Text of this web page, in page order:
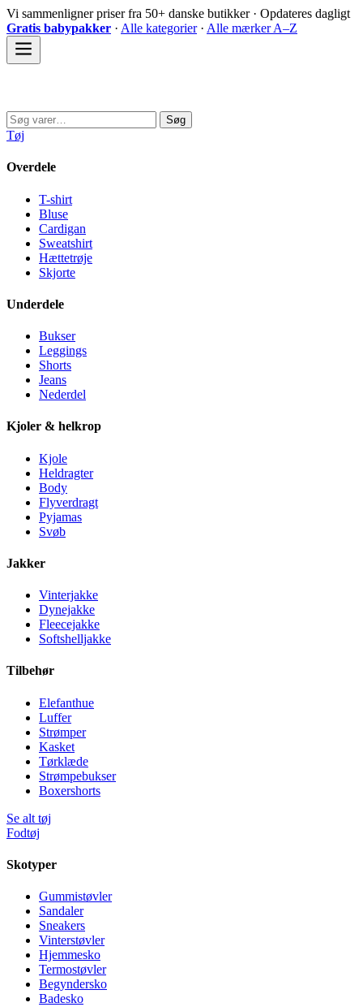
Spring
til
indhold
Vi sammenligner priser fra 50+ danske butikker · Opdateres dagligt
Gratis babypakker · Alle kategorier· Alle mærker A–Z
Søg
efter:
Søg
Tøj
Overdele
T-shirt
Bluse
Cardigan
Sweatshirt
Hættetrøje
Skjorte
Underdele
Bukser
Leggings
Shorts
Jeans
Nederdel
Kjoler & helkrop
Kjole
Heldragter
Body
Flyverdragt
Pyjamas
Svøb
Jakker
Vinterjakke
Dynejakke
Fleecejakke
Softshelljakke
Tilbehør
Elefanthue
Luffer
Strømper
Kasket
Tørklæde
Strømpebukser
Boxershorts
Se alt tøj
Fodtøj
Skotyper
Gummistøvler
Sandaler
Sneakers
Vinterstøvler
Hjemmesko
Termostøvler
Begyndersko
Badesko